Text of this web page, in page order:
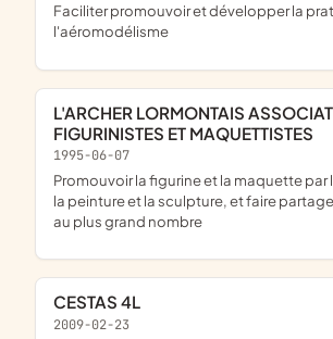
faciliter promouvoir et développer la pratique de
l'aéromodélisme
L'ARCHER LORMONTAIS ASSOCIATION DE
FIGURINISTES ET MAQUETTISTES
1995-06-07
promouvoir la figurine et la maquette par la pratique de
la peinture et la sculpture, et faire
au plus grand nombre
CESTAS 4L
2009-02-23